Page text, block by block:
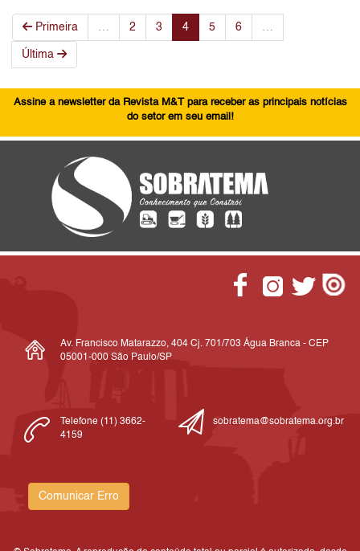
Primeira 2 3 4 5 6
Última
Assine a newsletter da Revista M&T para receber as principais notícias
do setor em seu email!
Av. Francisco Matarazzo, 404 Cj. 701/703 Água Branca - CEP
05001-000 São Paulo/SP
Telefone (11) 3662-
4159
sobratema@sobratema.org.br
Comunicar Erro